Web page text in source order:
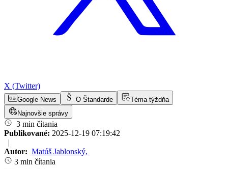
X (Twitter)
Google News O Štandarde
Téma týždňa
Najnovšie správy
3 min čítania
Publikované: 2025-12-19 07:19:42
|
Autor: Matúš Jablonský,
3 min čítania